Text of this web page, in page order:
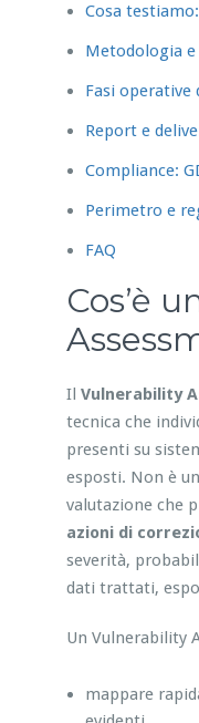
Cosa
Metodologia e
Fasi operative
Report e
Compliance:
Perimetro e
FAQ
Cos’è
Il Vulnerability
tecnica che
presenti su
esposti. Non è
valutazione che
azioni di
severità,
dati trattati,
Un Vulnerability
mappare